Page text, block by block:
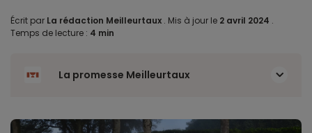
Écrit par La rédaction Meilleurtaux . Mis à jour le 2 avril 2024 .
Temps de lecture : 4 min
La promesse Meilleurtaux